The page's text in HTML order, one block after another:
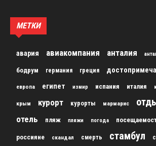
МЕТКИ
авария авиакомпания анталия
бодрум германия греция
европа египет измир испания италия
крым курорт курорты мармарис
отель
пляж пляжи погода
россияне скандал смерть стамбул